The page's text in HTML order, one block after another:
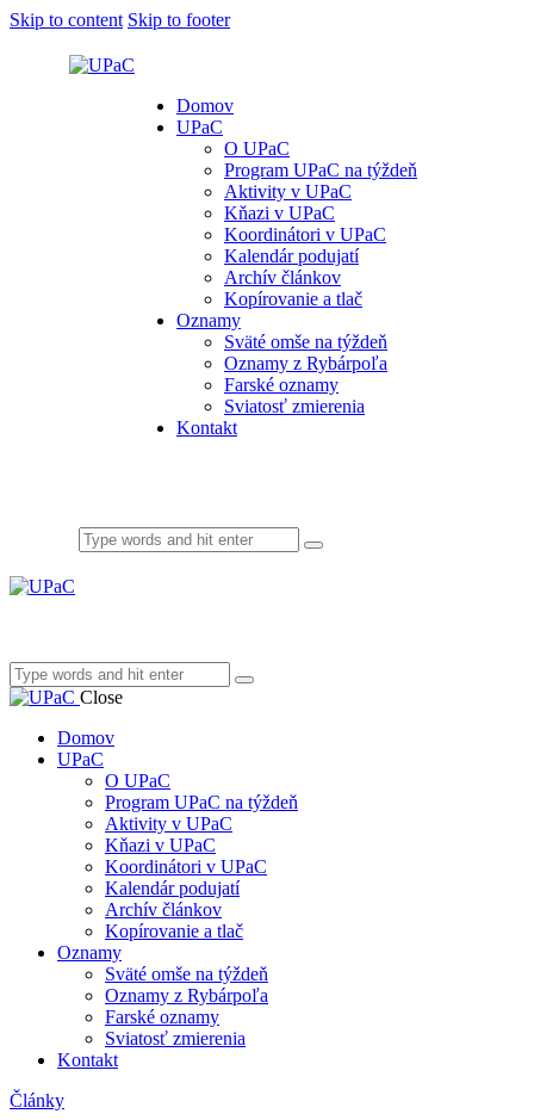
Skip to content Skip to footer
Domov
UPaC
O UPaC
Program UPaC na týždeň
Aktivity v UPaC
Kňazi v UPaC
Koordinátori v UPaC
Kalendár podujatí
Archív článkov
Kopírovanie a tlač
Oznamy
Sväté omše na týždeň
Oznamy z Rybárpoľa
Farské oznamy
Sviatosť zmierenia
Kontakt
Close
Domov
UPaC
O UPaC
Program UPaC na týždeň
Aktivity v UPaC
Kňazi v UPaC
Koordinátori v UPaC
Kalendár podujatí
Archív článkov
Kopírovanie a tlač
Oznamy
Sväté omše na týždeň
Oznamy z Rybárpoľa
Farské oznamy
Sviatosť zmierenia
Kontakt
Články